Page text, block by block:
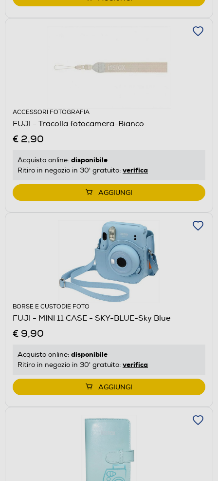
ACCESSORI FOTOGRAFIA
FUJI - Tracolla fotocamera-Bianco
€ 2,90
Acquisto online: disponibile
Ritiro in negozio in 30' gratuito: verifica
AGGIUNGI
BORSE E CUSTODIE FOTO
FUJI - MINI 11 CASE - SKY-BLUE-Sky Blue
€ 9,90
Acquisto online: disponibile
Ritiro in negozio in 30' gratuito: verifica
AGGIUNGI